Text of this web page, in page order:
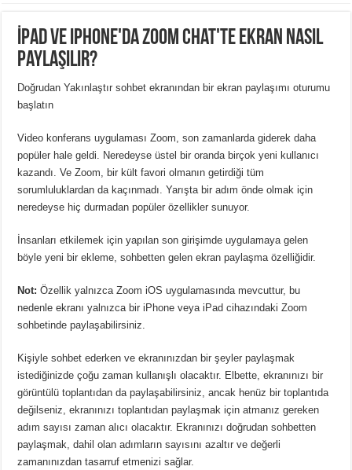
İPad ve iPhone'da Zoom Chat'te Ekran Nasıl
Paylaşılır?
Doğrudan Yakınlaştır sohbet ekranından bir ekran paylaşımı oturumu
başlatın
Video konferans uygulaması Zoom, son zamanlarda giderek daha
popüler hale geldi. Neredeyse üstel bir oranda birçok yeni kullanıcı
kazandı. Ve Zoom, bir kült favori olmanın getirdiği tüm
sorumluluklardan da kaçınmadı. Yarışta bir adım önde olmak için
neredeyse hiç durmadan popüler özellikler sunuyor.
İnsanları etkilemek için yapılan son girişimde uygulamaya gelen
böyle yeni bir ekleme, sohbetten gelen ekran paylaşma özelliğidir.
Not: Özellik yalnızca Zoom iOS uygulamasında mevcuttur, bu
nedenle ekranı yalnızca bir iPhone veya iPad cihazındaki Zoom
sohbetinde paylaşabilirsiniz.
Kişiyle sohbet ederken ve ekranınızdan bir şeyler paylaşmak
istediğinizde çoğu zaman kullanışlı olacaktır. Elbette, ekranınızı bir
görüntülü toplantıdan da paylaşabilirsiniz, ancak henüz bir toplantıda
değilseniz, ekranınızı toplantıdan paylaşmak için atmanız gereken
adım sayısı zaman alıcı olacaktır. Ekranınızı doğrudan sohbetten
paylaşmak, dahil olan adımların sayısını azaltır ve değerli
zamanınızdan tasarruf etmenizi sağlar.